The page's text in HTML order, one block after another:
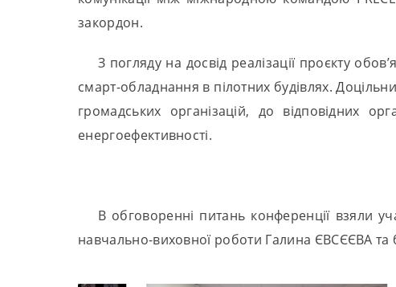
закордон.
З погляду на досвід реалізації проєкту
смарт-обладнання в пілотних будівлях.
громадських організацій, до відповідних
енергоефективності.
В обговоренні питань конференції
навчально-виховної роботи Галина ЄВСЄЄВА та